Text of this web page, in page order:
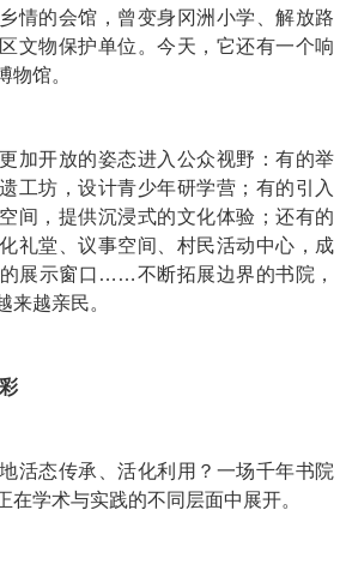
情的会馆，曾变身冈洲小学、解放路
文物保护单位。今天，它还有一个响
物馆。
加开放的姿态进入公众视野：有的举
工坊，设计青少年研学营；有的引入
间，提供沉浸式的文化体验；还有的
礼堂、议事空间、村民活动中心，成
展示窗口……不断拓展边界的书院，
来越亲民。
活态传承、活化利用？一场千年书院
在学术与实践的不同层面中展开。